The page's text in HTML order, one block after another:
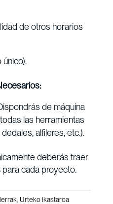
de otros horarios
de máquina
las herramientas
alfileres, etc.).
deberás traer
para cada proyecto.
Urteko ikastaroa